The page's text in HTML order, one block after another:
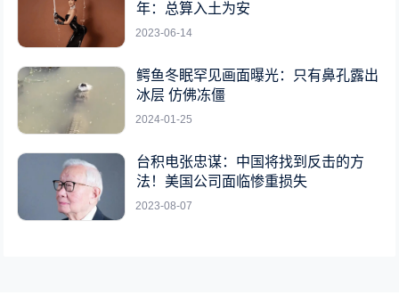
年：总算入土为安
2023-06-14
鳄鱼冬眠罕见画面曝光：只有鼻孔露出
冰层 仿佛冻僵
2024-01-25
台积电张忠谋：中国将找到反击的方
法！美国公司面临惨重损失
2023-08-07